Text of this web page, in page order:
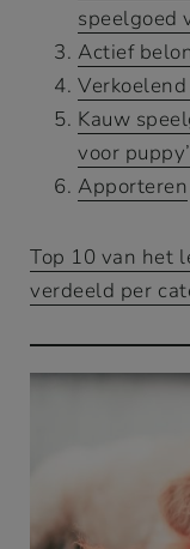
speelgoed
Actief
Kauw
voor
Apporteren
Top 10 van het
verdeeld per